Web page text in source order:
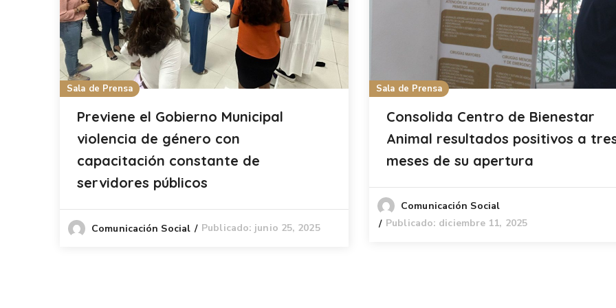
Sala de Prensa
Previene el Gobierno Municipal
violencia de género con
capacitación constante de
servidores públicos
Comunicación Social Publicado: junio 25, 2025
Sala de Prensa
Consolida Centro de Bienestar
Animal resultados positivos a
meses de su apertura
Comunicación Social
Publicado: diciembre 11, 2025